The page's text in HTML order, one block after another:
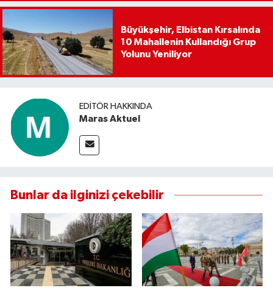
Büyükşehir, Elbistan Kırsalında
10 Mahallenin Kullandığı Grup
Yolunu Yeniliyor
EDITÖR HAKKINDA
Maras Aktuel
Bunlar da ilginizi çekebilir